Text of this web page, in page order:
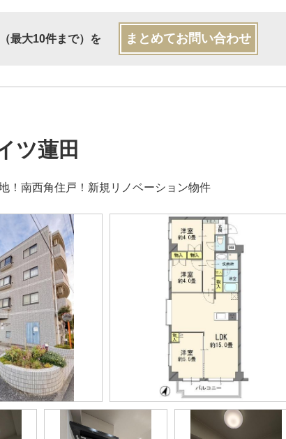
最大10件まで）を まとめてお問い合わせ
ツ蓮田
！南西角住戸！新規リノベーション物件